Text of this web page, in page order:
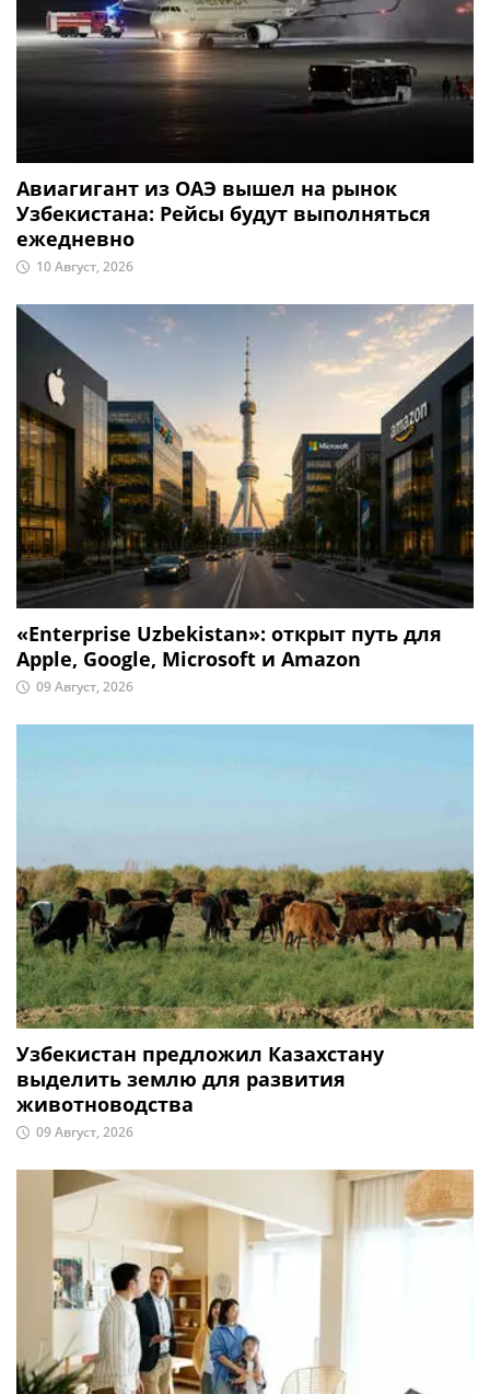
Авиагигант из ОАЭ вышел на рынок
Узбекистана: Рейсы будут выполняться
ежедневно
10 Август, 2026
«Enterprise Uzbekistan»: открыт путь для
Apple, Google, Microsoft и Amazon
09 Август, 2026
Узбекистан предложил Казахстану
выделить землю для развития
животноводства
09 Август, 2026